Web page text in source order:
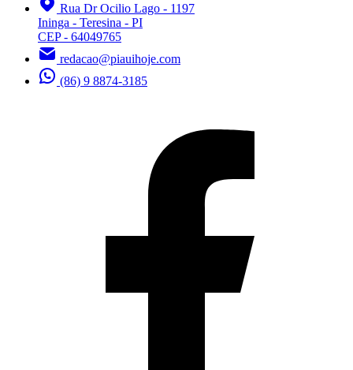
Rua Dr Ocilio Lago - 1197
Ininga - Teresina - PI
CEP - 64049765
redacao@piauihoje.com
(86) 9 8874-3185